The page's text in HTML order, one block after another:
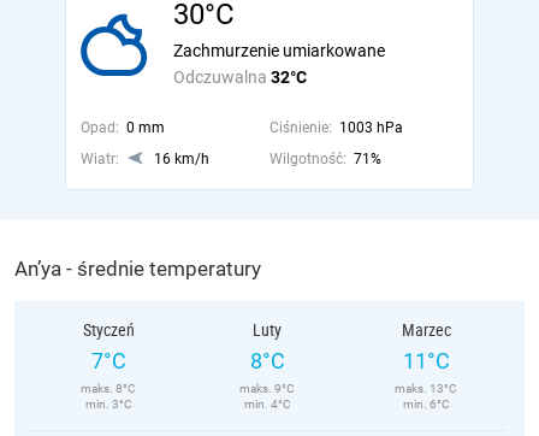
30°C
Odczuwalna 32°C
Zachmurzenie umiarkowane
Opad: 0 mm Ciśnienie: 1003 hPa
Wiatr:
16 km/h Wilgotność: 71%
An’ya - średnie temperatury
Styczeń
7°C
maks. 8°C
min. 3°C
Luty
8°C
maks. 9°C
min. 4°C
Marzec
11°C
maks. 13°C
min. 6°C